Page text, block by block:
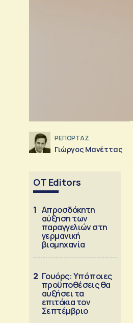
ΡΕΠΟΡΤΑΖ
Γιώργος Μανέττας
OT Editors
1 Απροσδόκητη
αύξηση των
παραγγελιών στη
γερμανική
βιομηχανία
2 Γουόρς: Υπό ποιες
προϋποθέσεις θα
αυξήσει τα
επιτόκια τον
Σεπτέμβριο